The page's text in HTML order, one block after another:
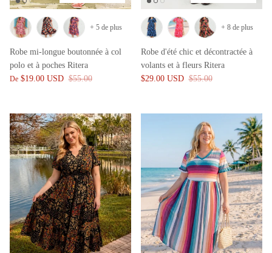
Robe mi-longue boutonnée à col
polo et à poches Ritera
De $19.00 USD $55.00
+ 5 de plus
Robe d'été chic et décontractée à
volants et à fleurs Ritera
$29.00 USD $55.00
+ 8 de plus